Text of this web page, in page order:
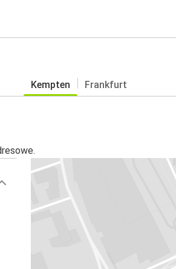
Kempten Frankfurt